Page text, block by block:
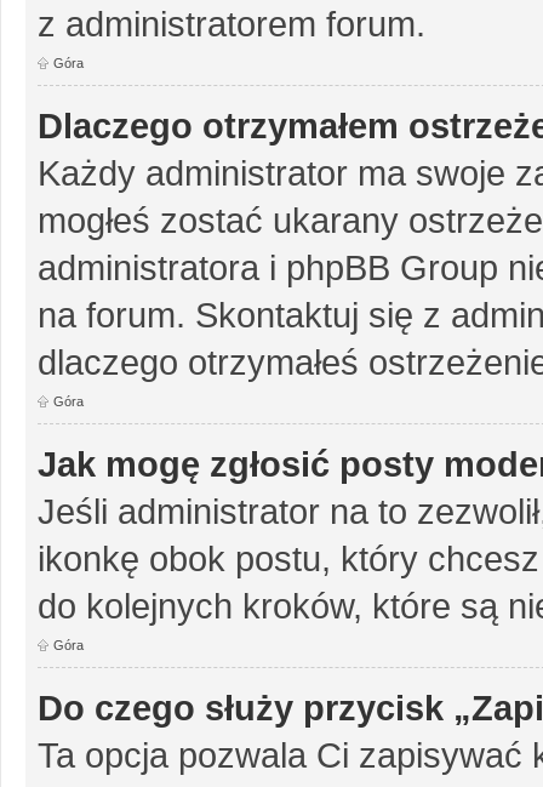
z administratorem forum.
Góra
Dlaczego otrzymałem
Każdy administrator ma swoje
mogłeś zostać ukarany
administratora i phpBB Group
na forum. Skontaktuj się z
dlaczego otrzymałeś
Góra
Jak mogę zgłosić posty
Jeśli administrator na to
ikonkę obok postu, który
do kolejnych kroków, które są
Góra
Do czego służy przycisk
Ta opcja pozwala Ci zapisywać